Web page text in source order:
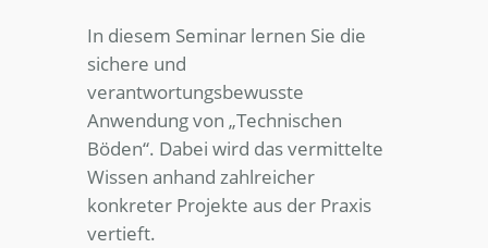
In diesem Seminar lernen Sie die
sichere und
verantwortungsbewusste
Anwendung von „Technischen
Böden“. Dabei wird das vermittelte
Wissen anhand zahlreicher
konkreter Projekte aus der Praxis
vertieft.